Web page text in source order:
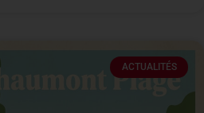
ACTUALITÉS